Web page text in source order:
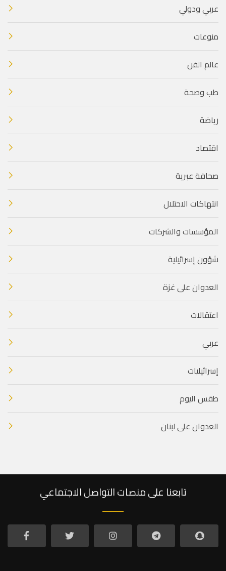
عربي ودولي
منوعات
عالم الفن
طب وصحة
رياضة
اقتصاد
صحافة عبرية
انتهاكات الاحتلال
المؤسسات والشركات
شؤون إسرائيلية
العدوان على غزة
اعتقالات
عربي
إسرائيليات
طقس اليوم
العدوان على لبنان
تابعنا على منصات التواصل الاجتماعي